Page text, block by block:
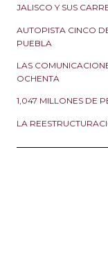
JALISCO Y SUS
AUTOPISTA CINCO
PUEBLA
LAS
OCHENTA
1,047 MILLONES DE
LA